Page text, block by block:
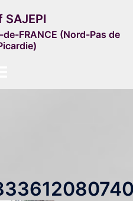
FRANCE (Nord-Pas de